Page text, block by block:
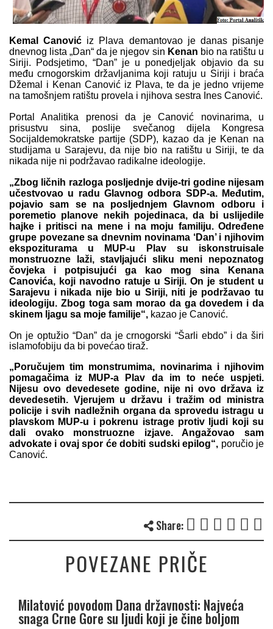
Kemal Canović iz Plava demantovao je danas pisanje
dnevnog lista „Dan“ da je njegov sin Kenan bio na ratištu u
Siriji. Podsjetimo, “Dan” je u ponedjeljak objavio da su
među crnogorskim državljanima koji ratuju u Siriji i braća
Džemal i Kenan Canović iz Plava, te da je jedno vrijeme
na tamošnjem ratištu provela i njihova sestra Ines Canović.
Portal Analitika prenosi da je Canović novinarima, u
prisustvu sina, poslije svečanog dijela Kongresa
Socijaldemokratske partije (SDP), kazao da je Kenan na
studijama u Sarajevu, da nije bio na ratištu u Siriji, te da
nikada nije ni podržavao radikalne ideologije.
„Zbog ličnih razloga posljednje dvije-tri godine nijesam
učestvovao u radu Glavnog odbora SDP-a. Međutim,
pojavio sam se na posljednjem Glavnom odboru i
poremetio planove nekih pojedinaca, da bi uslijedile
hajke i pritisci na mene i na moju familiju. Određene
grupe povezane sa dnevnim novinama ‘Dan’ i njihovim
ekspoziturama u MUP-u Plav su iskonstruisale
monstruozne laži, stavljajući sliku meni nepoznatog
čovjeka i potpisujući ga kao mog sina
Kenana
Canovića, koji navodno ratuje u Siriji. On je student u
Sarajevu i nikada nije bio u Siriji, niti je podržavao tu
ideologiju. Zbog toga sam morao da ga dovedem i da
skinem ljagu sa moje familije“, kazao je Canović.
On je optužio “Dan” da je crnogorski “Šarli ebdo” i da širi
islamofobiju da bi povećao tiraž.
„Poručujem tim monstrumima, novinarima i njihovim
pomagačima iz MUP-a Plav da im to neće uspjeti.
Nijesu ovo devedesete godine, nije ni ovo država iz
devedesetih. Vjerujem u državu i tražim od ministra
policije i svih nadležnih organa da sprovedu istragu u
plavskom MUP-u i pokrenu istrage protiv ljudi koji su
dali ovako monstruozne izjave. Angažovao sam
advokate i ovaj spor će dobiti sudski epilog“, poručio je
Canović.
Share:
POVEZANE PRIČE
Milatović povodom Dana državnosti: Najveća
snaga Crne Gore su ljudi koji je čine boljom